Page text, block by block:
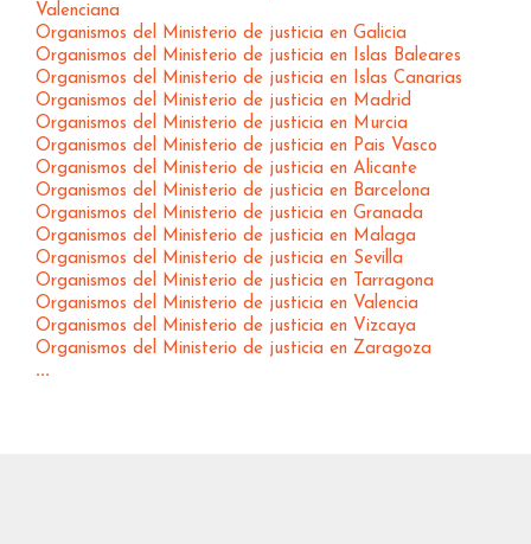
Valenciana
Organismos del Ministerio de justicia en Galicia
Organismos del Ministerio de justicia en Islas Baleares
Organismos del Ministerio de justicia en Islas Canarias
Organismos del Ministerio de justicia en Madrid
Organismos del Ministerio de justicia en Murcia
Organismos del Ministerio de justicia en Pais Vasco
Organismos del Ministerio de justicia en Alicante
Organismos del Ministerio de justicia en Barcelona
Organismos del Ministerio de justicia en Granada
Organismos del Ministerio de justicia en Malaga
Organismos del Ministerio de justicia en Sevilla
Organismos del Ministerio de justicia en Tarragona
Organismos del Ministerio de justicia en Valencia
Organismos del Ministerio de justicia en Vizcaya
Organismos del Ministerio de justicia en Zaragoza
...